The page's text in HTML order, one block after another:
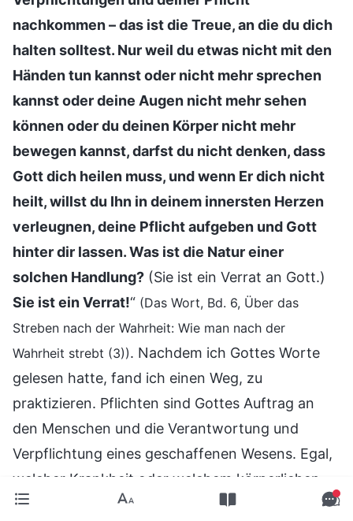
nachkommen – das ist die Treue, an die du dich
halten solltest. Nur weil du etwas nicht mit den
Händen tun kannst oder nicht mehr sprechen
kannst oder deine Augen nicht mehr sehen
können oder du deinen Körper nicht mehr
bewegen kannst, darfst du nicht denken, dass
Gott dich heilen muss, und wenn Er dich nicht
heilt, willst du Ihn in deinem innersten Herzen
verleugnen, deine Pflicht aufgeben und Gott
hinter dir lassen. Was ist die Natur einer
solchen Handlung? (Sie ist ein Verrat an Gott.)
Sie ist ein Verrat!“ (Das Wort, Bd. 6, Über das
Streben nach der Wahrheit: Wie man nach der
Wahrheit strebt (3)). Nachdem ich Gottes Worte
gelesen hatte, fand ich einen Weg, zu
praktizieren. Pflichten sind Gottes Auftrag an
den Menschen und die Verantwortung und
Verpflichtung eines geschaffenen Wesens. Egal,
welcher Krankheit oder welchem körperlichen
Schmerz man auch ausgesetzt ist, man sollte die